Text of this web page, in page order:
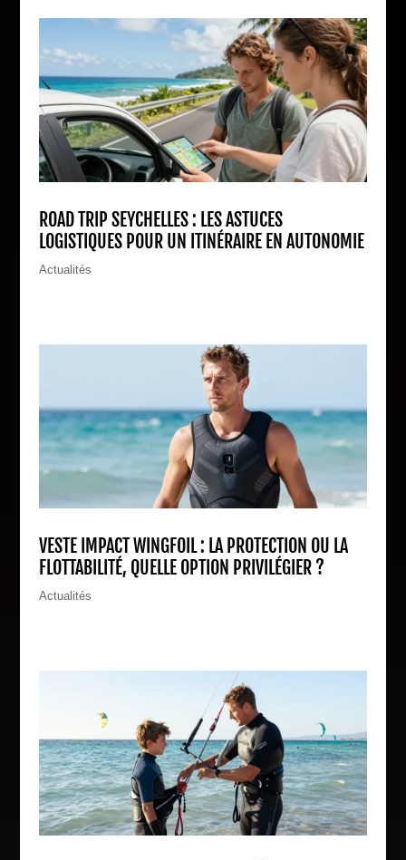
ROAD TRIP SEYCHELLES : LES ASTUCES
LOGISTIQUES POUR UN ITINÉRAIRE EN AUTONOMIE
Actualités
VESTE IMPACT WINGFOIL : LA PROTECTION OU LA
FLOTTABILITÉ, QUELLE OPTION PRIVILÉGIER ?
Actualités